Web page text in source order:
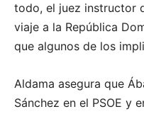
todo, el juez instructor
viaje a la República
que algunos de los
Aldama asegura que
Sánchez en el PSOE y